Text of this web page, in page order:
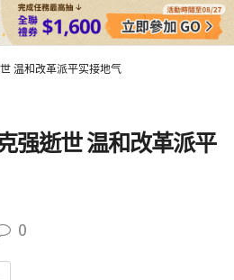
温和改革派平实接地气
强逝世 温和改革派平
0